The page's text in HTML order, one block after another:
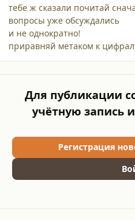
тебе ж сказали почитай
вопросы уже обсуждались
и не однократно!
приравняй метаком к
Для публикации
учётную запись
Регистрация